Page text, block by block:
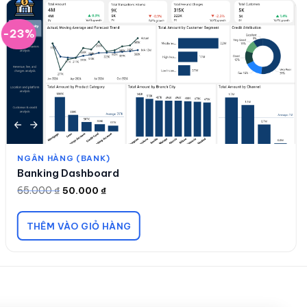
-23%
NGÂN HÀNG (BANK)
Banking Dashboard
65.000₫
Giá
là:
65.000 ₫.
50.000 ₫
Giá
tại
50.000 ₫.
THÊM VÀO GIỎ HÀNG